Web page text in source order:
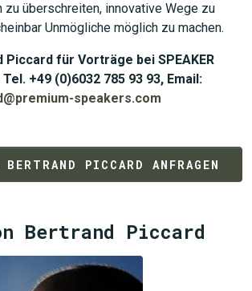
zu überschreiten, innovative Wege zu
Unmögliche möglich zu machen.
für Vorträge bei SPEAKER
+49 (0)6032 785 93 93, Email:
speakers.com
BERTRAND PICCARD ANFRAGEN
Bertrand Piccard